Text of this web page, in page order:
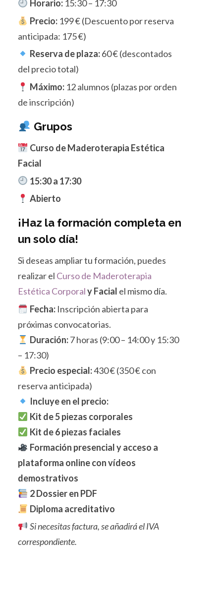
Horario:15:30 – 17:30
Precio:199 € (Descuento por reserva
anticipada: 175 €)
Reserva de plaza:60 € (descontados
del precio total)
Máximo:12 alumnos (plazas por orden
de inscripción)
Grupos
Curso de Maderoterapia Estética
Facial
15:30 a 17:30
Abierto
¡Haz la formación completa en
un solo día!
Si deseas ampliar tu formación, puedes
realizar el Curso de Maderoterapia
Estética Corporaly Facial el mismo día.
Fecha:Inscripción abierta para
próximas convocatorias.
Duración:7 horas (9:00 – 14:00 y 15:30
– 17:30)
Precio especial:430 € (350 € con
reserva anticipada)
Incluye en el precio:
Kit de 5 piezas corporales
Kit de 6 piezas faciales
Formación presencial y acceso a
plataforma online con vídeos
demostrativos
2 Dossier en PDF
Diploma acreditativo
Si necesitas factura, se añadirá el IVA
correspondiente.